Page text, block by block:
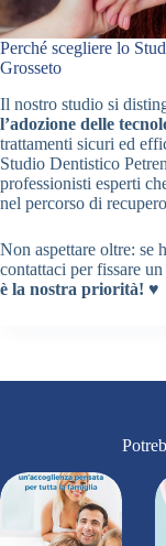
Perché scegliere lo
Grosseto
Il nostro studio si
l’adozione delle
trattamenti sicuri ed
Studio Dentistico
professionisti esperti
nel percorso di
Non aspettare oltre: se
contattaci per fissare
è la nostra priorità! ♥